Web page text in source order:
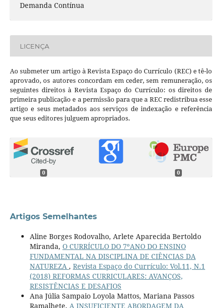
Demanda Contínua
LICENÇA
Ao submeter um artigo à Revista Espaço do Currículo (REC) e tê-lo
aprovado, os autores concordam em ceder, sem remuneração, os
seguintes direitos à Revista Espaço do Currículo: os direitos de
primeira publicação e a permissão para que a REC redistribua esse
artigo e seus metadados aos serviços de indexação e referência
que seus editores julguem apropriados.
0 0
Artigos Semelhantes
Aline Borges Rodovalho, Arlete Aparecida Bertoldo
Miranda, O CURRÍCULO DO 7ºANO DO ENSINO
FUNDAMENTAL NA DISCIPLINA DE CIÊNCIAS DA
NATUREZA , Revista Espaço do Currículo: Vol.11, N.1
(2018) REFORMAS CURRICULARES: AVANÇOS,
RESISTÊNCIAS E DESAFIOS
Ana Júlia Sampaio Loyola Mattos, Mariana Passos
Ramalhete, A INSUFICIENTE ABORDAGEM DA